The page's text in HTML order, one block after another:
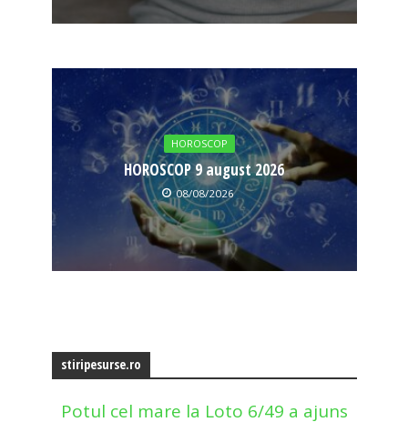
HOROSCOP
HOROSCOP 9 august 2026
08/08/2026
stiripesurse.ro
Potul cel mare la Loto 6/49 a ajuns